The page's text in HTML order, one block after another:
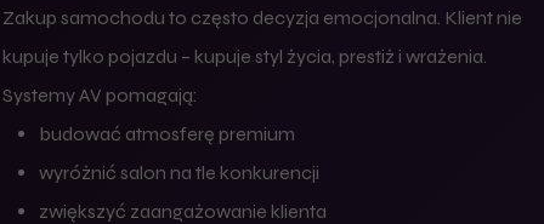
Zakup samochodu to często decyzja emocjonalna. Klient nie
kupuje tylko pojazdu – kupuje styl życia, prestiż i wrażenia.
Systemy AV pomagają:
budować atmosferę premium
wyróżnić salon na tle konkurencji
zwiększyć zaangażowanie klienta